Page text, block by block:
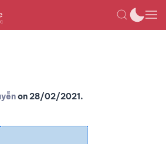
on28/02/2021.